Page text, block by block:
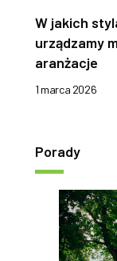
W jakich
urządzamy
aranżacje
1 marca 2026
Porady